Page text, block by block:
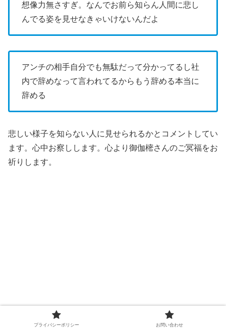
想像力無さすぎ。なんでお前ら知らん人間に悲し
んでる姿を見せなきゃいけないんだよ
アンチの相手自分でも無駄だって分かってるし社
内で辞めなって言われてるからもう辞める本当に
辞める
悲しい様子を知らない人に見せられるかとコメントしてい
ます。心中お察しします。心より御伽樒さんのご冥福をお
祈りします。
プライバシーポリシー お問い合わせ